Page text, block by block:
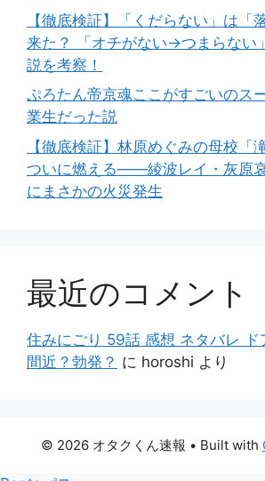
【徹底検証】「くだらない」は「
来た？ 「オチがない→つまらない
説を考察！
ぷろたん帝京魂ここがすごいのス
業生だった説
【徹底検証】林原めぐみの母校「
ついに燃える――綾波レイ・灰原
にまさかの火災発生
最近のコメント
住みにごり 59話 感想 ネタバレ ド
間近？勃発？ に horoshi より
© 2026 オタクくん速報 • Built with